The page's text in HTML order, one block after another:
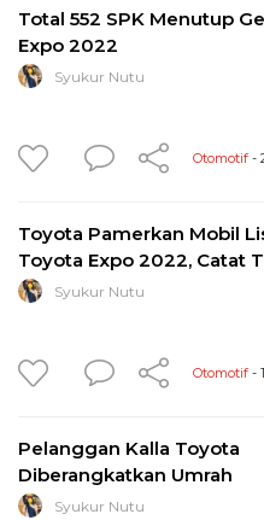
Total 552 SPK Menutup
Expo 2022
Syukur Nutu
Otomotif -
Toyota Pamerkan Mobil
Toyota Expo 2022, Catat
Syukur Nutu
Otomotif -
Pelanggan Kalla Toyota
Diberangkatkan Umrah
Syukur Nutu